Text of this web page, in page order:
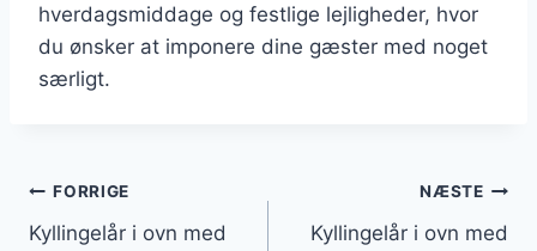
hverdagsmiddage og festlige lejligheder, hvor
du ønsker at imponere dine gæster med noget
særligt.
Indlægsnavigation
FORRIGE
Kyllingelår i ovn med
NÆSTE
Kyllingelår i ovn med